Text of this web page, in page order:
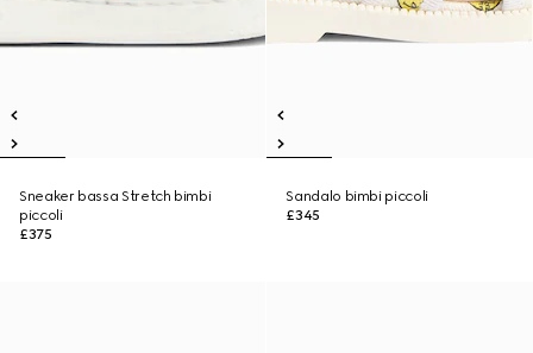
Sneaker bassa Stretch bimbi
piccoli
£375
Sandalo bimbi piccoli
£345